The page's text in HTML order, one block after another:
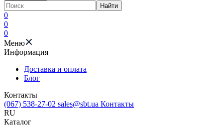
Найти
0
0
0
Меню
Информация
Доставка и оплата
Блог
Контакты
(067) 538-27-02 sales@sbt.ua Контакты
RU
Каталог